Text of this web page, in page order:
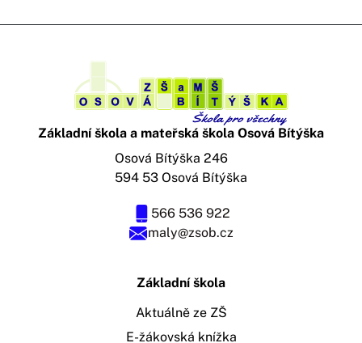
Základní škola a mateřská škola Osová Bítýška
maly@zsob.cz
566 536 922
Osová Bítýška 246
594 53 Osová Bítýška
Základní škola
Aktuálně ze ZŠ
E-žákovská knížka